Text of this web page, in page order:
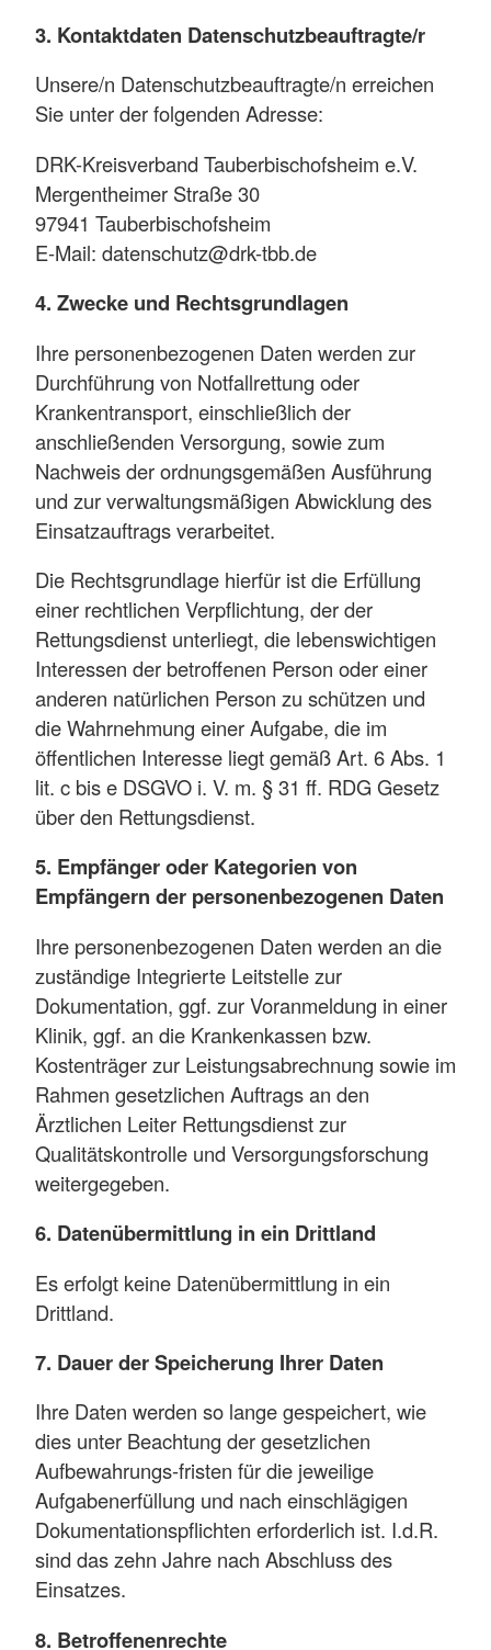
3. Kontaktdaten Datenschutzbeauftragte/r
Unsere/n Datenschutzbeauftragte/n erreichen
Sie unter der folgenden Adresse:
DRK-Kreisverband Tauberbischofsheim e.V.
Mergentheimer Straße 30
97941 Tauberbischofsheim
E-Mail: datenschutz@drk-tbb.de
4. Zwecke und Rechtsgrundlagen
Ihre personenbezogenen Daten werden zur
Durchführung von Notfallrettung oder
Krankentransport, einschließlich der
anschließenden Versorgung, sowie zum
Nachweis der ordnungsgemäßen Ausführung
und zur verwaltungsmäßigen Abwicklung des
Einsatzauftrags verarbeitet.
Die Rechtsgrundlage hierfür ist die Erfüllung
einer rechtlichen Verpflichtung, der der
Rettungsdienst unterliegt, die lebenswichtigen
Interessen der betroffenen Person oder einer
anderen natürlichen Person zu schützen und
die Wahrnehmung einer Aufgabe, die im
öffentlichen Interesse liegt gemäß Art. 6 Abs. 1
lit. c bis e DSGVO i. V. m. § 31 ff. RDG Gesetz
über den Rettungsdienst.
5. Empfänger oder Kategorien von
Empfängern der personenbezogenen Daten
Ihre personenbezogenen Daten werden an die
zuständige Integrierte Leitstelle zur
Dokumentation, ggf. zur Voranmeldung in einer
Klinik, ggf. an die Krankenkassen bzw.
Kostenträger zur Leistungsabrechnung sowie im
Rahmen gesetzlichen Auftrags an den
Ärztlichen Leiter Rettungsdienst zur
Qualitätskontrolle und Versorgungsforschung
weitergegeben.
6. Datenübermittlung in ein Drittland
Es erfolgt keine Datenübermittlung in ein
Drittland.
7. Dauer der Speicherung Ihrer Daten
Ihre Daten werden so lange gespeichert, wie
dies unter Beachtung der gesetzlichen
Aufbewahrungs-fristen für die jeweilige
Aufgabenerfüllung und nach einschlägigen
Dokumentationspflichten erforderlich ist. I.d.R.
sind das zehn Jahre nach Abschluss des
Einsatzes.
8. Betroffenenrechte